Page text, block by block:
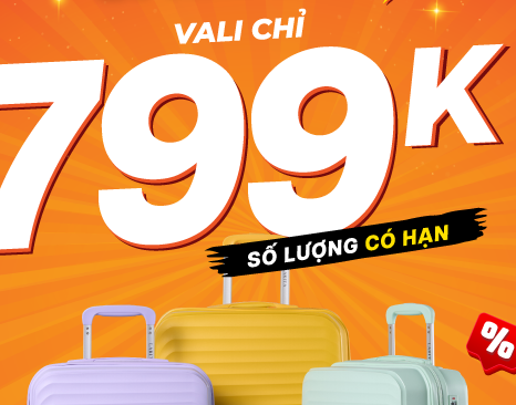
là mẫu balo sở hữu thiết kế hiện đại, không gian rộng rãi cùng
việc và di chuyển hằng ngày.
dành cho laptop đến 15 inch, hỗ trợ bảo vệ thiết bị tốt hơn
độ bền, giữ form balo ổn định và hỗ trợ sử dụng tốt trong nhiều
kết hợp ngăn chính lớn giúp sắp xếp gọn gàng sách vở, tài
và công việc mỗi ngày.
phụ phía trước và bên trong giúp dễ dàng phân loại các vật
kiện nhỏ gọn.
ái giúp giảm áp lực lên vai, mang lại cảm giác dễ chịu hơn khi
đi học, dạo phố, du lịch.